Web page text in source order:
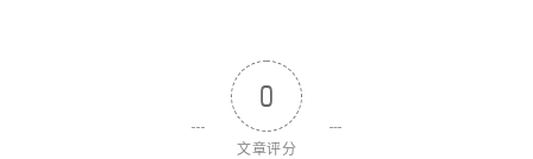
0
文章评分